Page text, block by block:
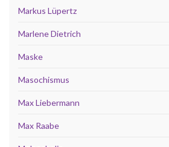
Markus Lüpertz
Marlene Dietrich
Maske
Masochismus
Max Liebermann
Max Raabe